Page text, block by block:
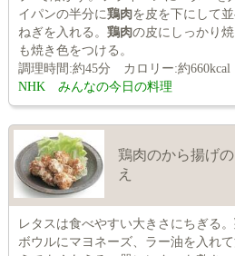
イパンの半分に鶏肉を皮を下にして
ねぎを入れる。 鶏肉の皮にしっかり
も焼き色をつける。
調理時間:約45分 カロリー:約
NHK みんなの今日の料理
鶏肉のから揚げ
え
レタスは食べやすい大きさにちぎる。
ボウルにマヨネーズ、ラー油を入れて